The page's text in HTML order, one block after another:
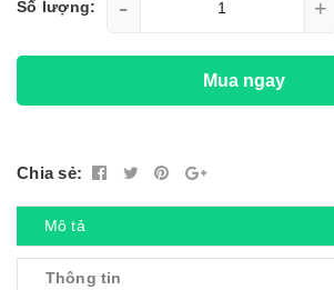
Số lượng: - +
Mua ngay
Chia sẻ:
Mô tả
Thông tin